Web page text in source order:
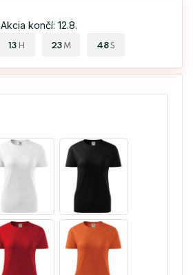
Akcia končí: 12.8.
13 H 23 M 48S